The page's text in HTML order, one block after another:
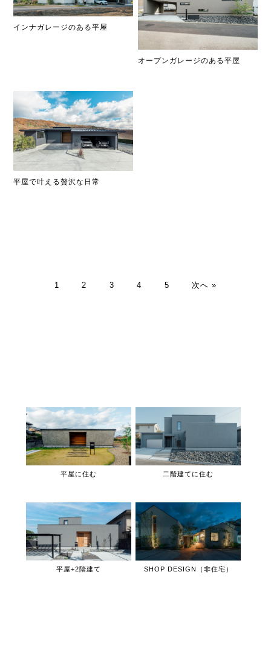
インナガレージのある平屋
オープンガレージのある平屋
平屋で叶える贅沢な日常
1 2 3 4 5 次へ »
平屋に住む 二階建てに住む
平屋+2階建て SHOP DESIGN（非住宅）